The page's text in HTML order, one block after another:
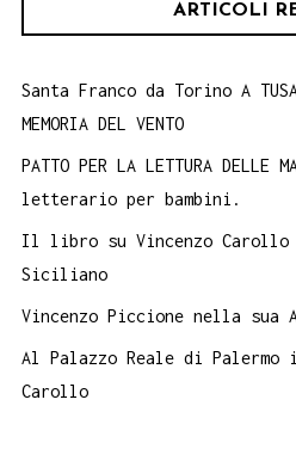
Bonomo
ARTICOLI
Santa Franco da Torino A TUSA
MEMORIA DEL VENTO
PATTO PER LA LETTURA DELLE
letterario per bambini.
Il libro su Vincenzo Carollo
Siciliano
Vincenzo Piccione nella sua
Al Palazzo Reale di
Carollo